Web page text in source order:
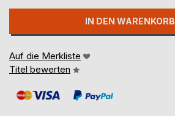
IN DEN WARENKORB
Auf die Merkliste
Titel bewerten